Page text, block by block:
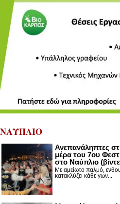
ΝΑΥΠΛΙΟ
Ανεπανάληπτες
μέρα του 7ου
στο Ναύπλιο
Με αμείωτο παλμό,
κατακλύζει κάθε γων...